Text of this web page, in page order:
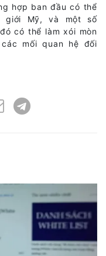
hợp ban đầu có thể
giới Mỹ, và một số
có thể làm xói mòn
mối quan hệ đối